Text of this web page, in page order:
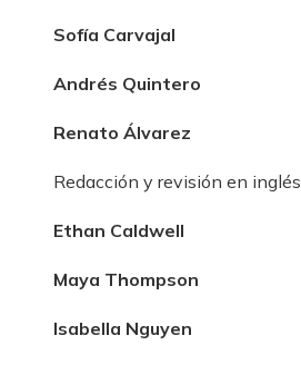
Sofía Carvajal
Andrés Quintero
Renato Álvarez
Redacción y revisión en inglés
Ethan Caldwell
Maya Thompson
Isabella Nguyen